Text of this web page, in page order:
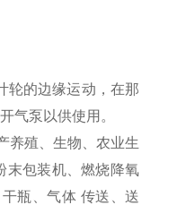
轮的边缘运动，在那
气泵以供使用。
养殖、生物、农业生
末包装机、燃烧降氧
瓶、气体 传送、送